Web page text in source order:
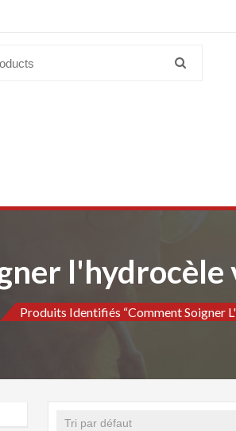
l'hydrocèle
Produits Identifiés “Comment Soigner